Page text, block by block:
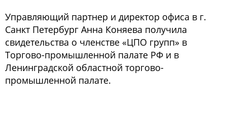
Управляющий партнер и директор офиса в г.
Санкт Петербург Анна Коняева получила
свидетельства о членстве «ЦПО групп» в
Торгово-промышленной палате РФ и в
Ленинградской областной торгово-
промышленной палате.